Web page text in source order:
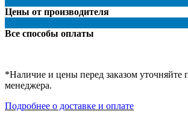
Цены от производителя
Все способы оплаты
*Наличие и цены перед заказом уточняйте
менеджера.
Подробнее о доставке и оплате